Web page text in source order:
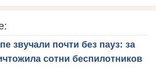
звучали почти без пауз: за
сотни беспилотников